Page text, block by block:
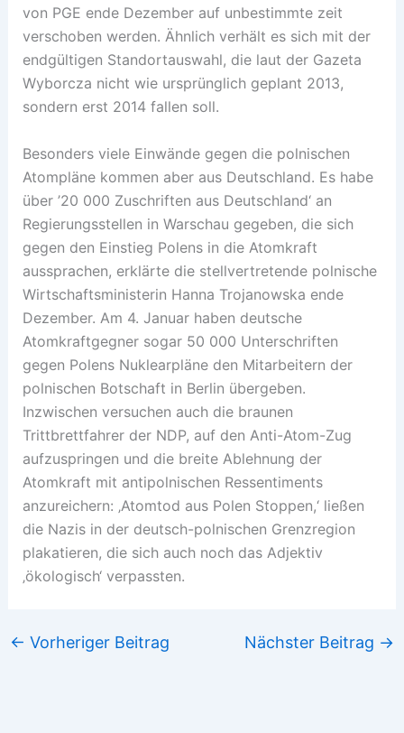
von PGE ende Dezember auf unbestimmte zeit
verschoben werden. Ähnlich verhält es sich mit der
endgültigen Standortauswahl, die laut der Gazeta
Wyborcza nicht wie ursprünglich geplant 2013,
sondern erst 2014 fallen soll.
Besonders viele Einwände gegen die polnischen
Atompläne kommen aber aus Deutschland. Es habe
über ’20 000 Zuschriften aus Deutschland‘ an
Regierungsstellen in Warschau gegeben, die sich
gegen den Einstieg Polens in die Atomkraft
aussprachen, erklärte die stellvertretende polnische
Wirtschaftsministerin Hanna Trojanowska ende
Dezember. Am 4. Januar haben deutsche
Atomkraftgegner sogar 50 000 Unterschriften
gegen Polens Nuklearpläne den Mitarbeitern der
polnischen Botschaft in Berlin übergeben.
Inzwischen versuchen auch die braunen
Trittbrettfahrer der NDP, auf den Anti-Atom-Zug
aufzuspringen und die breite Ablehnung der
Atomkraft mit antipolnischen Ressentiments
anzureichern: ‚Atomtod aus Polen Stoppen,‘ ließen
die Nazis in der deutsch-polnischen Grenzregion
plakatieren, die sich auch noch das Adjektiv
‚ökologisch‘ verpassten.
← Vorheriger Beitrag Nächster Beitrag →